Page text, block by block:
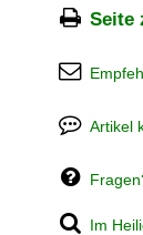
Seite
Artikel
Im